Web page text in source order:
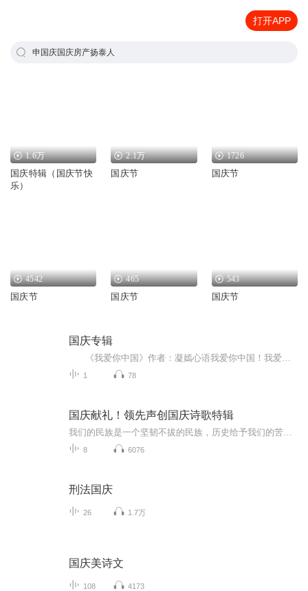
打开APP
申国庆国庆房产扬泰人
1.6万
国庆特辑（国庆节快
乐）
2.1万
国庆节
1726
国庆节
4542
国庆节
465
国庆节
543
国庆节
国庆专辑
1 78
国庆献礼！领先声创国庆诗歌特辑
8 6076
刑法国庆
26 1.7万
国庆美诗文
108 4173